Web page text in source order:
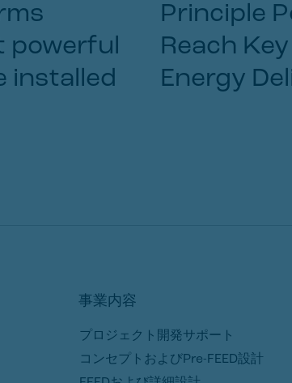
powerful
installed
Principle
Reach
Energy
事業内容
プロジェクト開発サポート
コンセプトおよびPre-FEED設計